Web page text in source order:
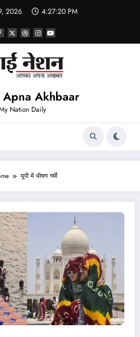
2026 4:27:20 PM
Akhbaar
Nation Daily
यूपी में भीषण गर्मी